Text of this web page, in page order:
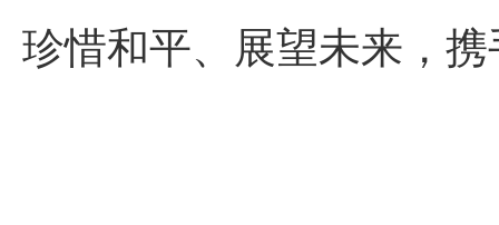
珍惜和平、展望未来，